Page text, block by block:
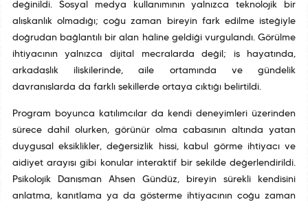
değinildi. Sosyal medya kullanımının yalnızca teknolojik bir
alışkanlık olmadığı; çoğu zaman bireyin fark edilme isteğiyle
doğrudan bağlantılı bir alan hâline geldiği vurgulandı. Görülme
ihtiyacının yalnızca dijital mecralarda değil; iş hayatında,
arkadaşlık ilişkilerinde, aile ortamında ve gündelik
davranışlarda da farklı şekillerde ortaya çıktığı belirtildi.
Program boyunca katılımcılar da kendi deneyimleri üzerinden
sürece dahil olurken, görünür olma çabasının altında yatan
duygusal eksiklikler, değersizlik hissi, kabul görme ihtiyacı ve
aidiyet arayışı gibi konular interaktif bir şekilde değerlendirildi.
Psikolojik Danışman Ahsen Gündüz, bireyin sürekli kendisini
anlatma, kanıtlama ya da gösterme ihtiyacının çoğu zaman